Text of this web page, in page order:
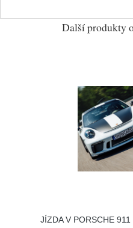
Další produkty
JÍZDA V PORSCHE